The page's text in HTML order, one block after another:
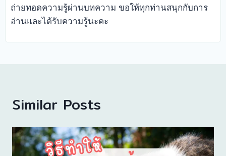
ถ่ายทอดความรู้ผ่านบทความ ขอให้ทุกท่านสนุกกับการ
อ่านและได้รับความรู้นะคะ
Similar Posts